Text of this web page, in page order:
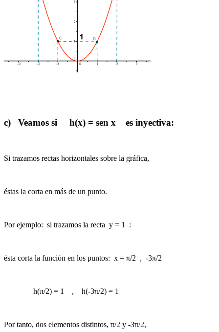
c) Veamos si h(x) = sen x es inyectiva:
Si trazamos rectas horizontales sobre la gráfica,
éstas la corta en más de un punto.
Por ejemplo: si trazamos la recta y = 1 :
ésta corta la función en los puntos: x = π/2 , -3π/2
h(π/2) = 1 , h(-3π/2) = 1
Por tanto, dos elementos distintos, π/2 y -3π/2,